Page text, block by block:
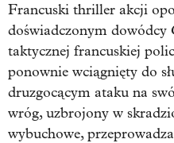
Francuski thriller akcji
doświadczonym
taktycznej francuskiej
ponownie wciągnięty do
druzgocącym ataku na
wróg, uzbrojony w
wybuchowe,